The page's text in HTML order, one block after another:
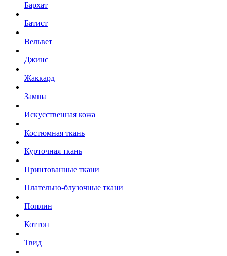
Бархат
Батист
Вельвет
Джинс
Жаккард
Замша
Искусственная кожа
Костюмная ткань
Курточная ткань
Принтованные ткани
Плательно-блузочные ткани
Поплин
Коттон
Твид